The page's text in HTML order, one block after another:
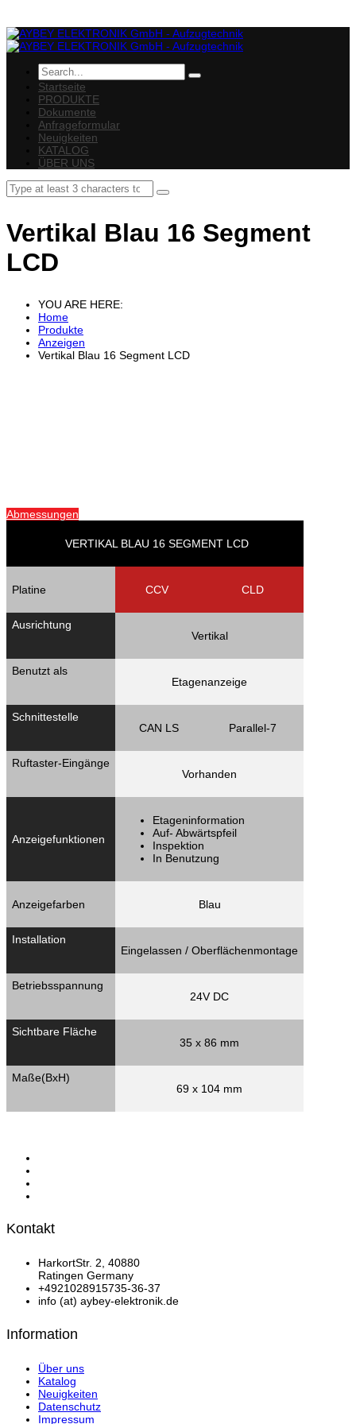
Startseite
PRODUKTE
Dokumente
Anfrageformular
Neuigkeiten
KATALOG
ÜBER UNS
Vertikal Blau 16 Segment
LCD
YOU ARE HERE:
Home
Produkte
Anzeigen
Vertikal Blau 16 Segment LCD
Abmessungen
VERTIKAL BLAU 16 SEGMENT LCD
Platine CCV CLD
Ausrichtung
Vertikal
Benutzt als
Etagenanzeige
Schnittestelle
CAN LS
Parallel-7
Ruftaster-Eingänge
Vorhanden
Anzeigefunktionen
Etageninformation
Auf- Abwärtspfeil
Inspektion
In Benutzung
Anzeigefarben Blau
Installation
Eingelassen / Oberflächenmontage
Betriebsspannung
24V DC
Sichtbare Fläche
35 x 86 mm
Maße(BxH)
69 x 104 mm
Kontakt
HarkortStr. 2, 40880
Ratingen Germany
+4921028915735-36-37
info (at) aybey-elektronik.de
Information
Über uns
Katalog
Neuigkeiten
Datenschutz
Impressum